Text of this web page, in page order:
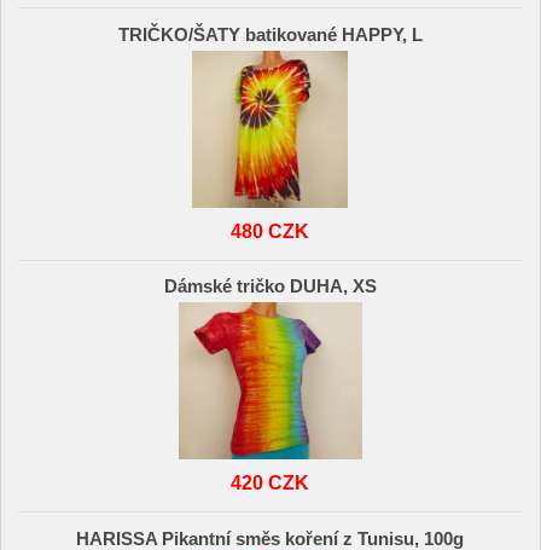
TRIČKO/ŠATY batikované HAPPY, L
480 CZK
Dámské tričko DUHA, XS
420 CZK
HARISSA Pikantní směs koření z Tunisu, 100g